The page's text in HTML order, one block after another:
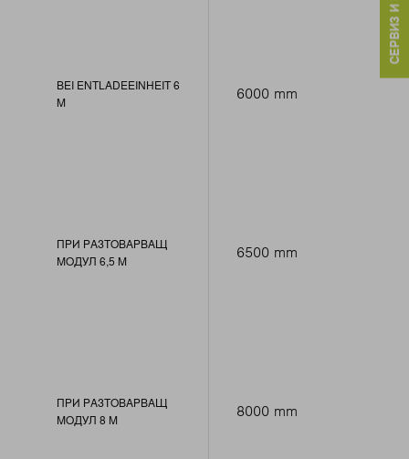
BEI ENTLADEEINHEIT 6
M
ПРИ РАЗТОВАРВАЩ
МОДУЛ 6,5 M
ПРИ РАЗТОВАРВАЩ
МОДУЛ 8 M
6000 mm
6500 mm
8000 mm